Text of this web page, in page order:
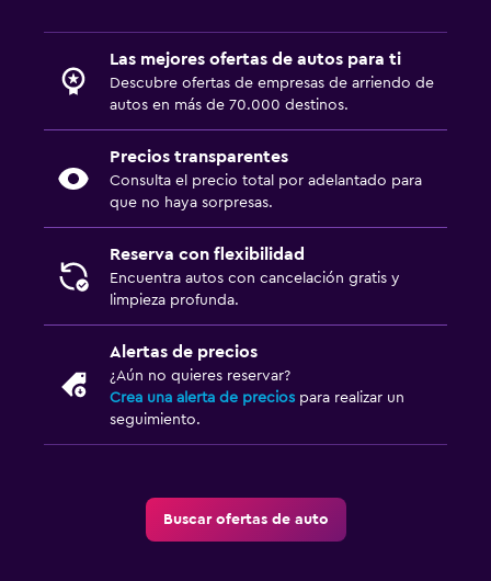
Las mejores ofertas de autos para ti
Descubre ofertas de empresas de arriendo de
autos en más de 70.000 destinos.
Precios transparentes
Consulta el precio total por adelantado para
que no haya sorpresas.
Reserva con flexibilidad
Encuentra autos con cancelación gratis y
limpieza profunda.
Alertas de precios
¿Aún no quieres reservar?
Crea una alerta de precios para realizar un
seguimiento.
Buscar ofertas de auto